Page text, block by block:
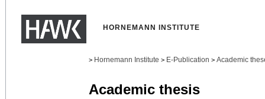
HORNEMANN INSTITUTE
> Hornemann Institute > E-Publication > Academic
Academic thesis